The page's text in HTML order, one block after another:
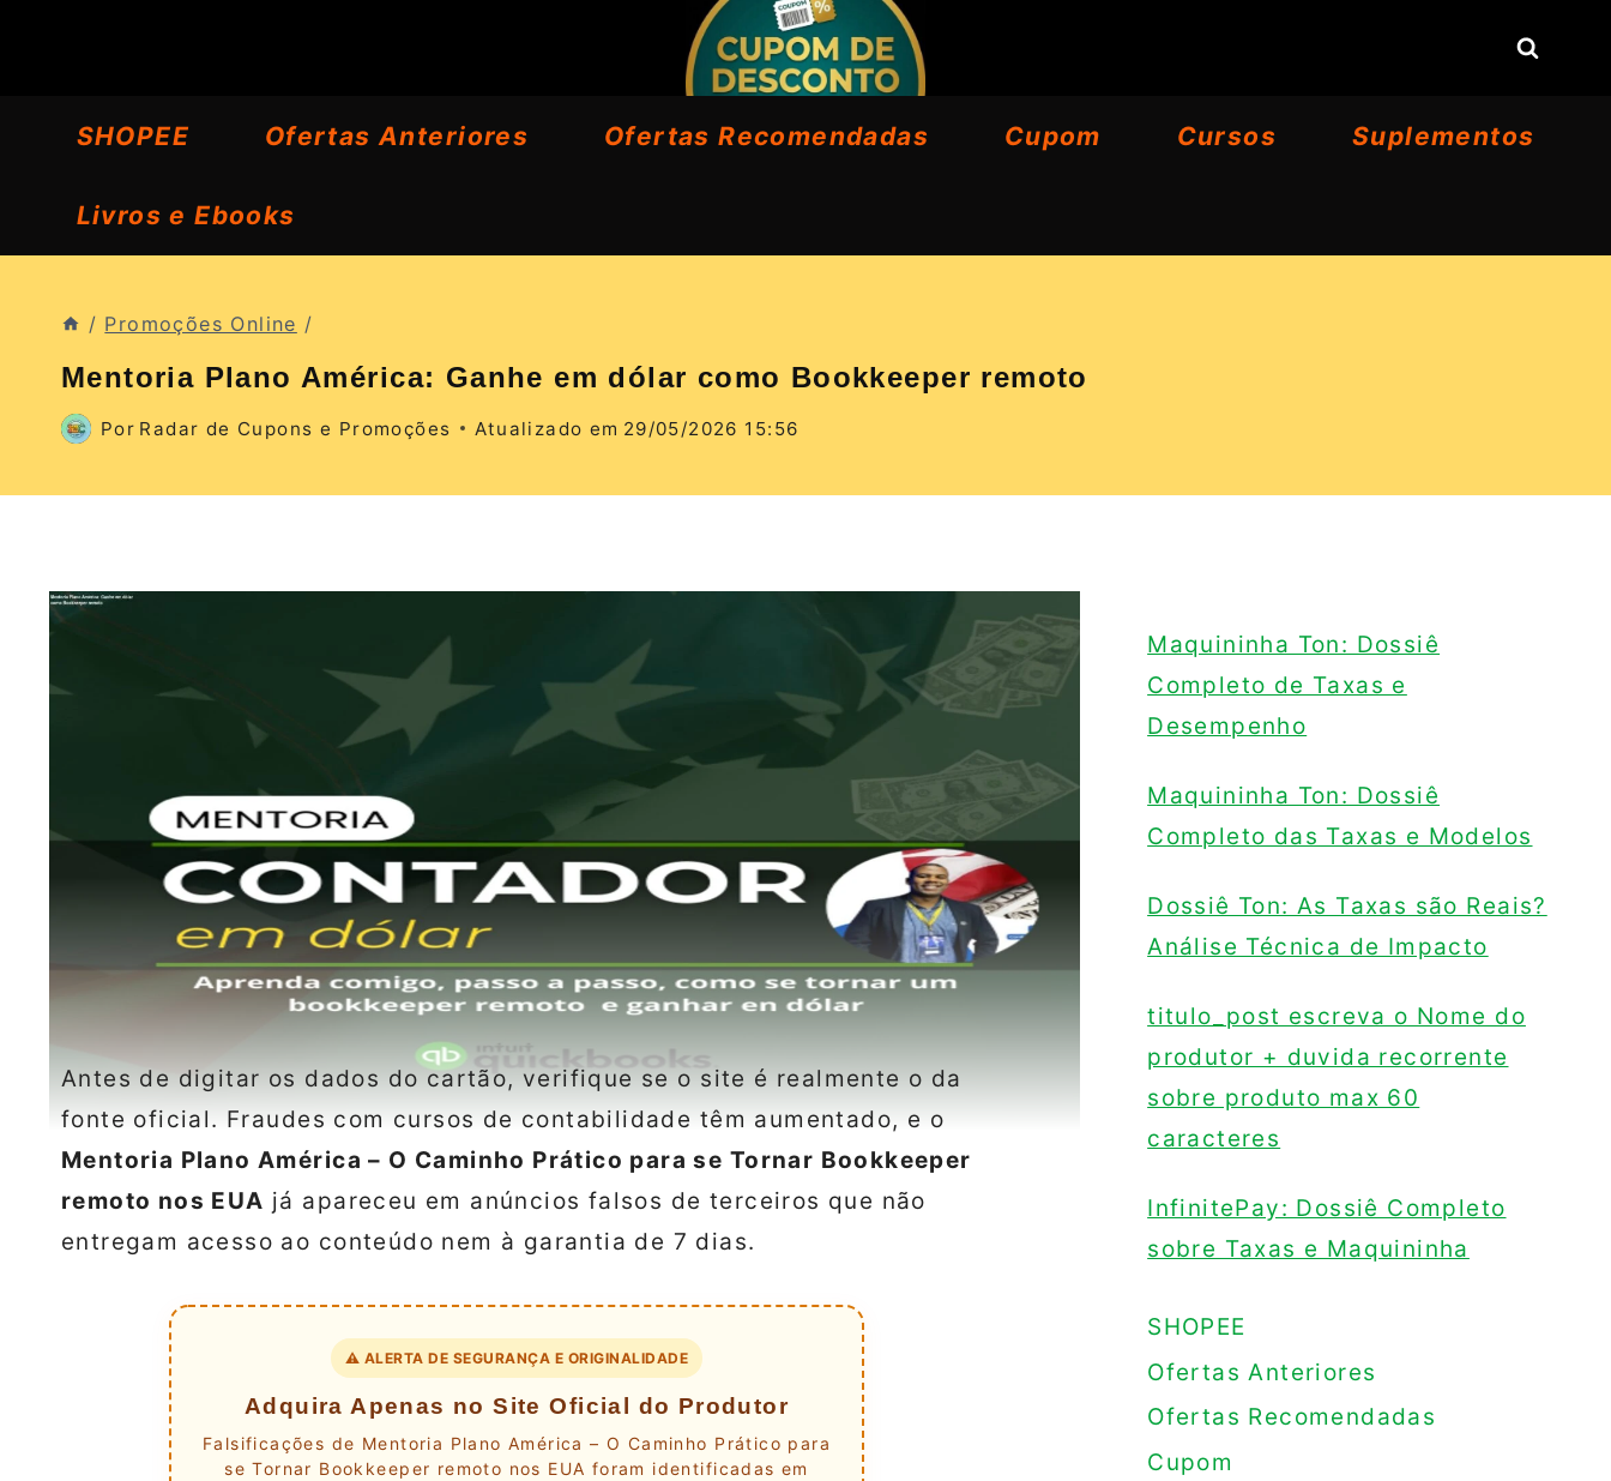
ConteúdoSHOPEE Ofertas Anteriores Ofertas Recomendadas Cupom Cursos Suplementos
Livros e Ebooks
/ Promoções Online /
Mentoria Plano América: Ganhe em dólar como Bookkeeper remoto
Por Radar de Cupons e Promoções Atualizado em 29/05/2026 15:56
Antes de digitar os dados do cartão, verifique se o site é realmente o da
fonte oficial. Fraudes com cursos de contabilidade têm aumentado, e o
Mentoria Plano América – O Caminho Prático para se Tornar Bookkeeper
remoto nos EUA já apareceu em anúncios falsos de terceiros que não
entregam acesso ao conteúdo nem à garantia de 7 dias.
⚠️ ALERTA DE SEGURANÇA E ORIGINALIDADE
Adquira Apenas no Site Oficial do Produtor
Falsificações de Mentoria Plano América – O Caminho Prático para
se Tornar Bookkeeper remoto nos EUA foram identificadas em
Maquininha Ton: Dossiê
Completo de Taxas e
Desempenho
Maquininha Ton: Dossiê
Completo das Taxas e Modelos
Dossiê Ton: As Taxas são Reais?
Análise Técnica de Impacto
titulo_post escreva o Nome do
produtor + duvida recorrente
sobre produto max 60
caracteres
InfinitePay: Dossiê Completo
sobre Taxas e Maquininha
SHOPEE
Ofertas Anteriores
Ofertas Recomendadas
Cupom